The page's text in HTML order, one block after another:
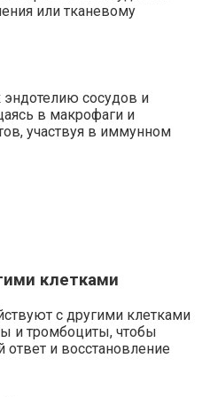
или тканевому
сосудов и
в макрофаги и
участвуя в иммунном
клетками
с другими клетками
и тромбоциты, чтобы
и восстановление